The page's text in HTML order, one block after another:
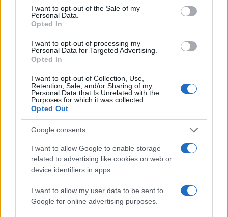
consent section.
I want to opt-out of the Sale of my
Personal Data.
Opted In
I want to opt-out of processing my
Personal Data for Targeted Advertising.
Opted In
I want to opt-out of Collection, Use,
Retention, Sale, and/or Sharing of my
Personal Data that Is Unrelated with the
Purposes for which it was collected.
Opted Out
Google consents
I want to allow Google to enable storage
related to advertising like cookies on web or
device identifiers in apps.
I want to allow my user data to be sent to
Google for online advertising purposes.
Országos hírek
évre elegendő erőforrásait
HÍRLEVÉL
Név
E-mail cím
adatvédelmi
szabályzatot!